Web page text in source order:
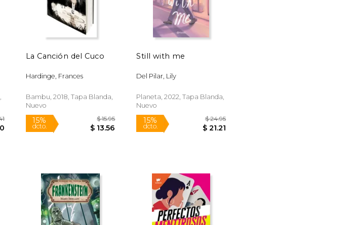
$ 21.41
La Canción del Cuco
Hardinge, Frances
Bambu, 2018, Tapa Blanda,
Nuevo
15%
dcto.
$ 15.95
Still with me
Del Pilar, Lily
Planeta, 2022, Tapa Blanda,
Nuevo
15%
dcto.